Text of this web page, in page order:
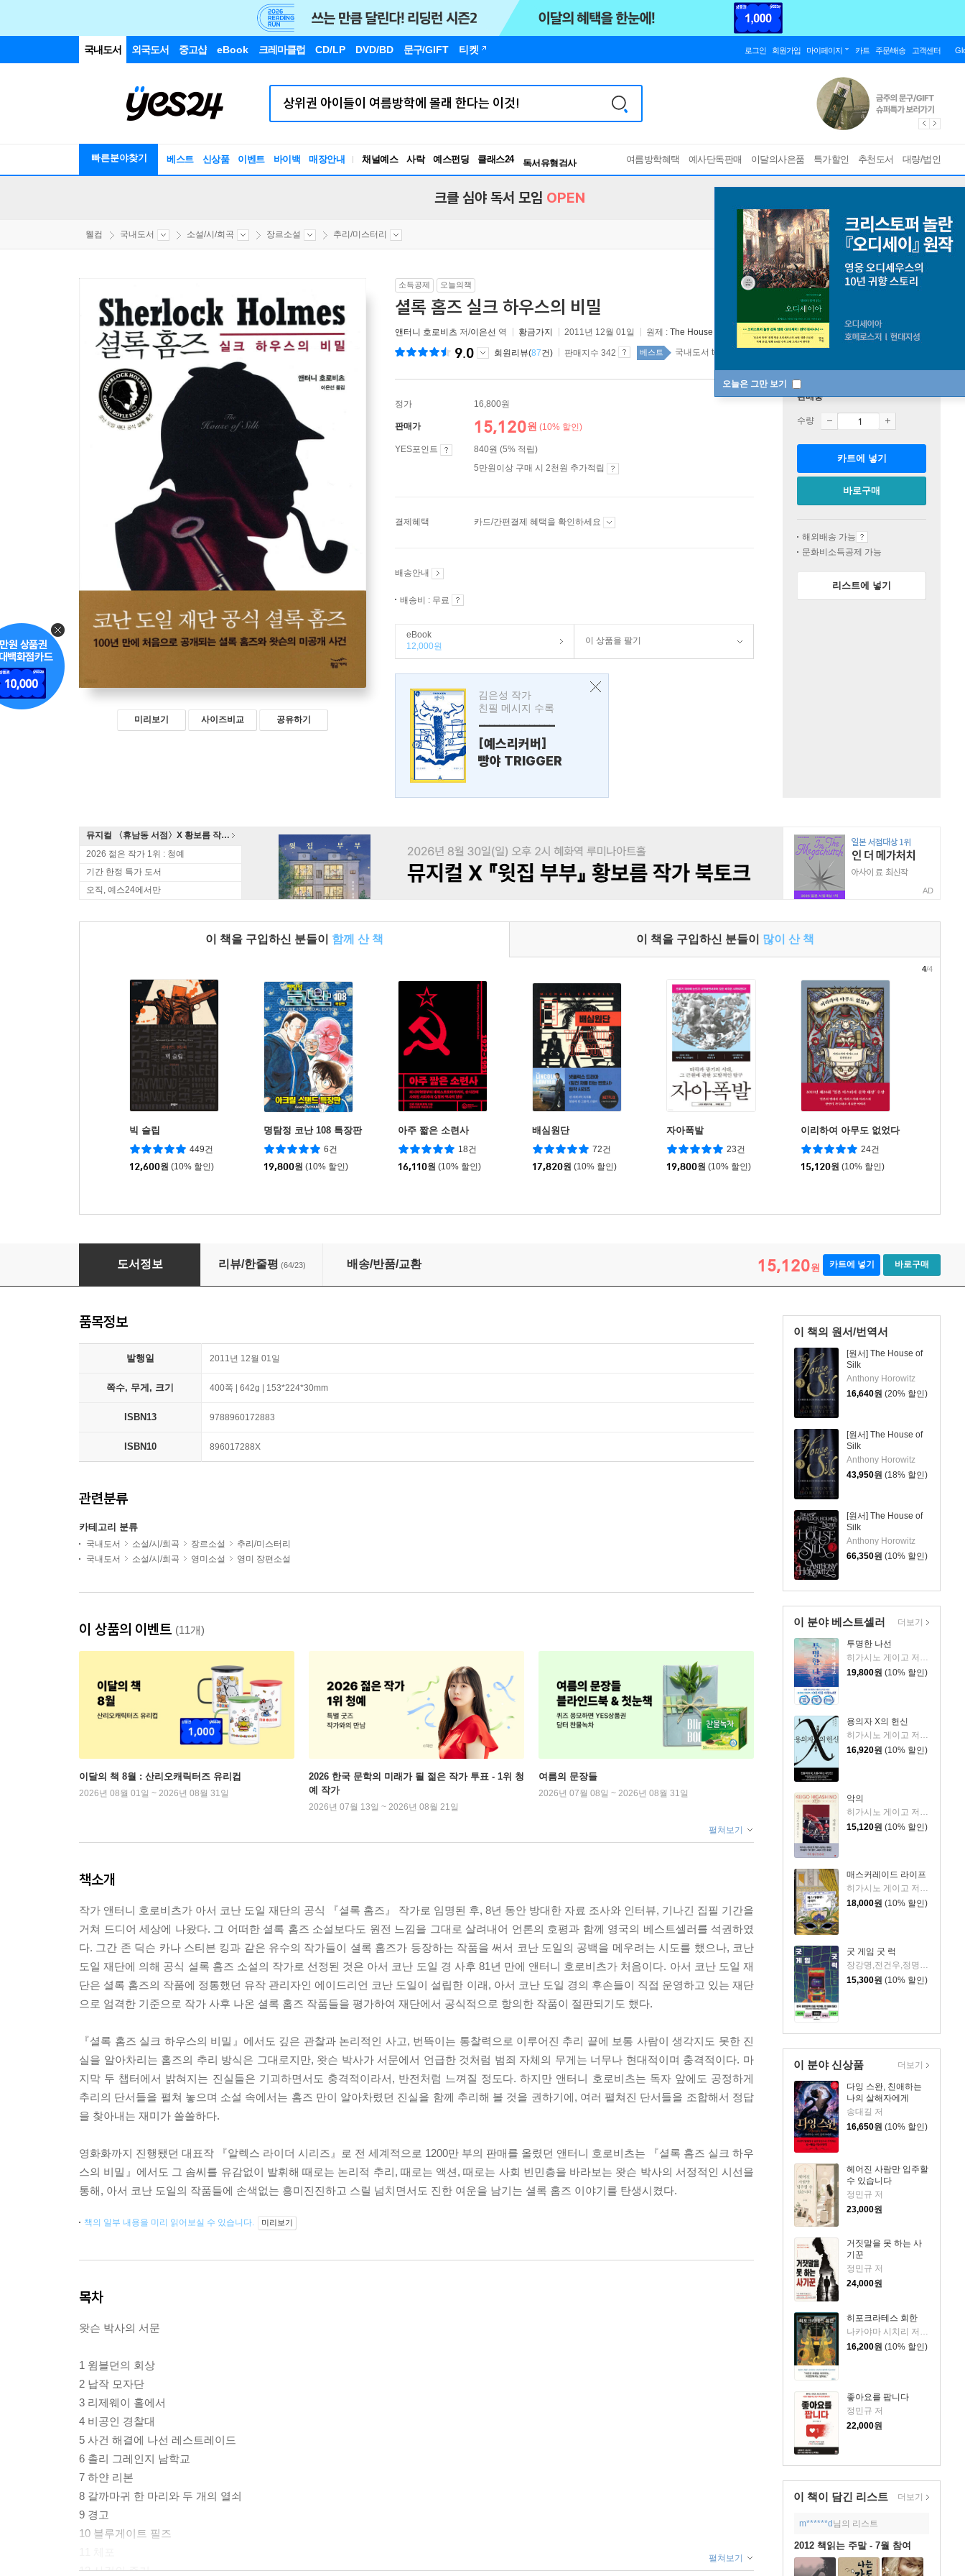
국내도서 외국도서 중고샵 eBook 크레마클럽 CD/LP DVD/BD 문구/GIFT 티켓 로그인 회원가입 마이페이지 카트 주문/배송 고객센터
빠른분야찾기 베스트 신상품 이벤트 바이백 매장안내 채널예스 사락 예스펀딩 클래스24
독서유형검사
RBTI Lab
여름방학혜택 예사단독판매 이달의사은품 특가할인 추천도서 대량/법인
오늘은 그만 보기
크클 심야 독서 모임 OPEN
웰컴 국내도서 소설/시/희곡 장르소설 추리/미스터리
미리보기 사이즈비교 공유하기
소득공제 오늘의책
셜록 홈즈 실크 하우스의 비밀
앤터니 호로비츠 저/이은선 역 황금가지 2011년 12월 01일 원제 : The House of Silk
9.0 회원리뷰(87건) 판매지수 342 베스트 국내도서 top20 2주
정가 16,800원
판매가 15,120원 (10% 할인)
YES포인트
840원 (5% 적립)
5만원이상 구매 시 2천원 추가적립
결제혜택 카드/간편결제 혜택을 확인하세요
배송안내
배송비 : 무료
eBook
12,000원
이 상품을 팔기
김은성 작가
친필 메시지 수록
---------------
[예스리커버]
빵야 TRIGGER
판매중
수량
카트에 넣기
바로구매
해외배송 가능
문화비소득공제 가능
리스트에 넣기
뮤지컬 〈휴남동 서점〉X 황보름 작가 북토크
2026 젊은 작가 1위 : 청예
기간 한정 특가 도서
오직, 예스24에서만
AD
이 책을 구입하신 분들이 함께 산 책 이 책을 구입하신 분들이 많이 산 책
빅 슬립
449건
12,600원 (10% 할인)
명탐정 코난 108 특장판
6건
19,800원 (10% 할인)
아주 짧은 소련사
18건
16,110원 (10% 할인)
배심원단
72건
17,820원 (10% 할인)
자아폭발
23건
19,800원 (10% 할인)
이리하여 아무도 없었다
24건
15,120원 (10% 할인)
4/4
셜록 홈즈 실크 하우스의 비밀
도서정보 리뷰/한줄평 (64/23) 배송/반품/교환 15,120원 카트에 넣기 바로구매
이 책의 원서/번역서
[원서] The House of
Silk
Anthony Horowitz
16,640원 (20% 할인)
[원서] The House of
Silk
Anthony Horowitz
43,950원 (18% 할인)
[원서] The House of
Silk
Anthony Horowitz
66,350원 (10% 할인)
이 분야 베스트셀러
투명한 나선
히가시노 게이고 저/김선영 역
19,800원 (10% 할인)
용의자 X의 헌신
16,920원 (10% 할인)
악의
히가시노 게이고 저/양윤옥 역
15,120원 (10% 할인)
매스커레이드 라이프
히가시노 게이고 저/김은모 역
18,000원 (10% 할인)
굿 게임 굿 럭
장강명,전건우,정명섭,정해연,조영주 저
15,300원 (10% 할인)
더보기
이 분야 신상품
다잉 스완, 친애하는
나의 살해자에게
송대길 저
16,650원 (10% 할인)
헤어진 사람만 입주할
수 있습니다
정민규 저
23,000원
거짓말을 못 하는 사
기꾼
정민규 저
24,000원
히포크라테스 회한
나카야마 시치리 저/민경욱 역
16,200원 (10% 할인)
좋아요를 팝니다
정민규 저
22,000원
더보기
이 책이 담긴 리스트 더보기
m******d 님의 리스트
2012 책읽는 주말 - 7월 참여
품목정보
발행일 2011년 12월 01일
쪽수, 무게, 크기 400쪽 | 642g | 153*224*30mm
ISBN13 9788960172883
ISBN10 896017288X
관련분류
카테고리 분류
국내도서 소설/시/희곡 장르소설
추리/미스터리
국내도서
소설/시/희곡 영미소설 영미 장편소설
이 상품의 이벤트 (11개)
이달의 책 8월 : 산리오캐릭터즈 유리컵
2026년 08월 01일 ~ 2026년 08월 31일
2026 한국 문학의 미래가 될 젊은 작가 투표 - 1위 청
예 작가
2026년 07월 13일 ~ 2026년 08월 21일
여름의 문장들
2026년 07월 08일 ~ 2026년 08월 31일
펼쳐보기
책소개
작가 앤터니 호로비츠가 아서 코난 도일 재단의 공식 『셜록 홈즈』 작가로 임명된 후, 8년 동안 방대한 자료 조사와 인터뷰, 기나긴 집필 기간을
거쳐 드디어 세상에 나왔다. 그 어떠한 셜록 홈즈 소설보다도 원전 느낌을 그대로 살려내어 언론의 호평과 함께 영국의 베스트셀러를 석권하였
다. 그간 존 딕슨 카나 스티븐 킹과 같은 유수의 작가들이 셜록 홈즈가 등장하는 작품을 써서 코난 도일의 공백을 메우려는 시도를 했으나, 코난
도일 재단에 의해 공식 셜록 홈즈 소설의 작가로 선정된 것은 아서 코난 도일 경 사후 81년 만에 앤터니 호로비츠가 처음이다. 아서 코난 도일 재
단은 셜록 홈즈의 작품에 정통했던 유작 관리자인 에이드리언 코난 도일이 설립한 이래, 아서 코난 도일 경의 후손들이 직접 운영하고 있는 재단
으로 엄격한 기준으로 작가 사후 나온 셜록 홈즈 작품들을 평가하여 재단에서 공식적으로 항의한 작품이 절판되기도 했다.
『셜록 홈즈 실크 하우스의 비밀』에서도 깊은 관찰과 논리적인 사고, 번뜩이는 통찰력으로 이루어진 추리 끝에 보통 사람이 생각지도 못한 진
실을 알아차리는 홈즈의 추리 방식은 그대로지만, 왓슨 박사가 서문에서 언급한 것처럼 범죄 자체의 무게는 너무나 현대적이며 충격적이다. 마
지막 두 챕터에서 밝혀지는 진실들은 기괴하면서도 충격적이라서, 반전처럼 느껴질 정도다. 하지만 앤터니 호로비츠는 독자 앞에도 공정하게
추리의 단서들을 펼쳐 놓으며 소설 속에서는 홈즈 만이 알아차렸던 진실을 함께 추리해 볼 것을 권하기에, 여러 펼쳐진 단서들을 조합해서 정답
을 찾아내는 재미가 쏠쏠하다.
영화화까지 진행됐던 대표작 『알렉스 라이더 시리즈』로 전 세계적으로 1200만 부의 판매를 올렸던 앤터니 호로비츠는 『셜록 홈즈 실크 하우
스의 비밀』에서도 그 솜씨를 유감없이 발휘해 때로는 논리적 추리, 때로는 액션, 때로는 사회 빈민층을 바라보는 왓슨 박사의 서정적인 시선을
통해, 아서 코난 도일의 작품들에 손색없는 흥미진진하고 스릴 넘치면서도 진한 여운을 남기는 셜록 홈즈 이야기를 탄생시켰다.
책의 일부 내용을 미리 읽어보실 수 있습니다. 미리보기
목차
왓슨 박사의 서문
1 윔블던의 회상
2 납작 모자단
3 리제웨이 홀에서
4 비공인 경찰대
5 사건 해결에 나선 레스트레이드
6 촐리 그레인지 남학교
7 하얀 리본
8 갈까마귀 한 마리와 두 개의 열쇠
9 경고
10 블루게이트 필즈
12 사건의 증거
펼쳐보기